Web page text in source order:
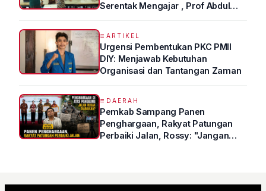
Serentak Mengajar , Prof Abdul
ARTIKEL
Urgensi Pembentukan PKC PMII
DIY: Menjawab Kebutuhan
Organisasi dan Tantangan Zaman
DAERAH
Pemkab Sampang Panen
Penghargaan, Rakyat Patungan
Perbaiki Jalan, Rossy: "Jangan